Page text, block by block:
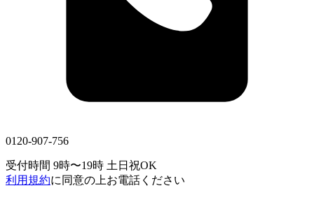
0120-907-756
受付時間 9時〜19時 土日祝OK
利用規約に同意の上お電話ください